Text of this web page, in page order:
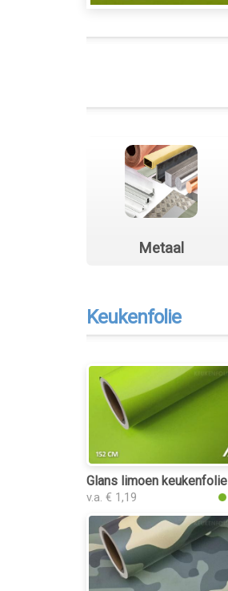
Metaal
Keukenfolie
Glans limoen keukenfolie
v.a. € 1,19